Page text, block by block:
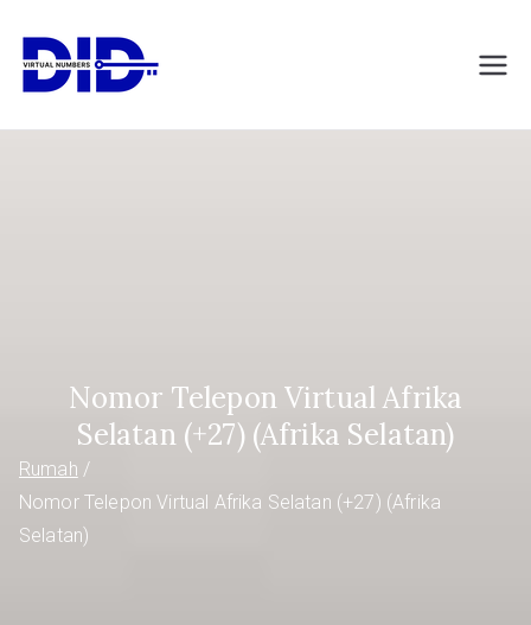
konten
DIDVirtualNumb
Nomor Telepon Virtual Afrika
Selatan (+27) (Afrika Selatan)
Rumah
Nomor Telepon Virtual Afrika Selatan (+27) (Afrika
Selatan)